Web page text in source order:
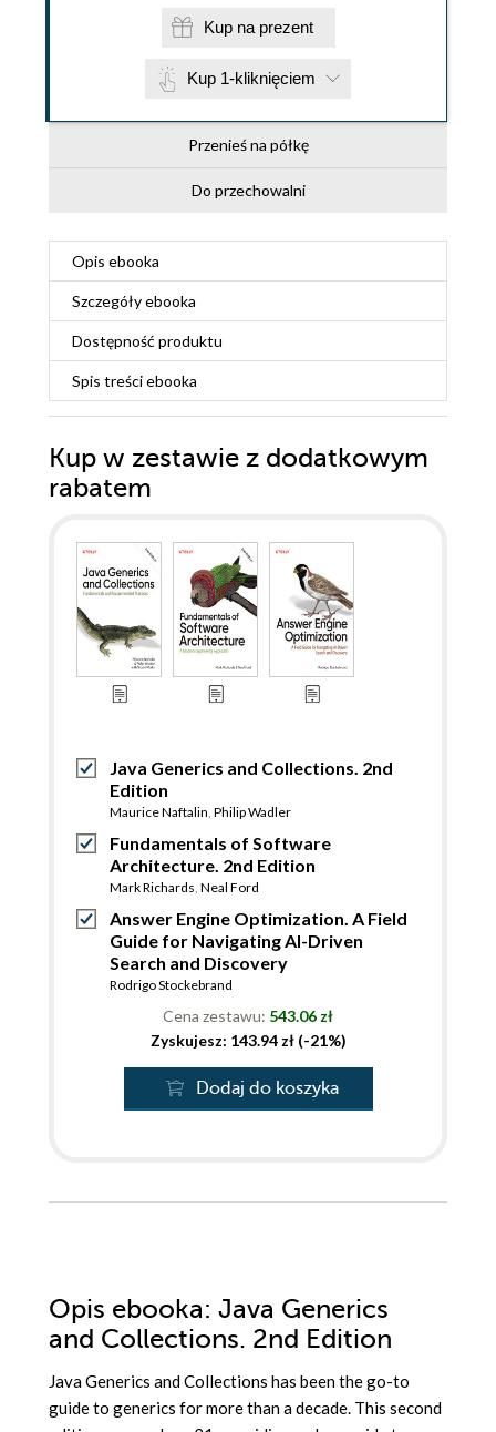
Kup na prezent
Kup 1-kliknięciem
Przenieś na półkę
Do przechowalni
Opis ebooka
Szczegółyebooka
Dostępność produktu
Spis treściebooka
Kup w zestawie z dodatkowym
rabatem
Java Generics and Collections. 2nd
Edition
Maurice Naftalin, Philip Wadler
Fundamentals of Software
Architecture. 2nd Edition
Mark Richards, Neal Ford
Answer Engine Optimization. A Field
Guide for Navigating AI-Driven
Search and Discovery
Rodrigo Stockebrand
Cena zestawu: 543.06 zł
Zyskujesz: 143.94 zł (-21%)
Dodaj do koszyka
Opis ebooka: Java Generics
and Collections. 2nd Edition
Java Generics and Collections has been the go-to
guide to generics for more than a decade. This second